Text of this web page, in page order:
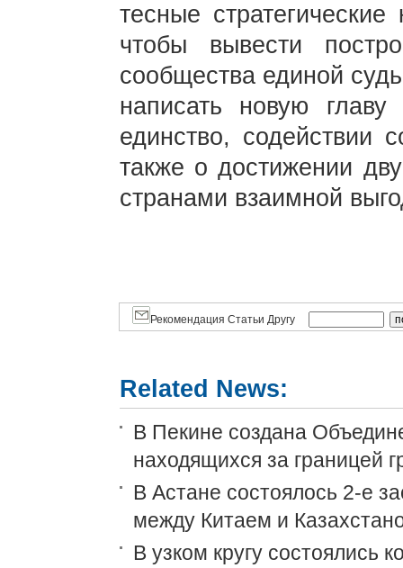
тесные
чтобы вывести
сообщества единой
написать новую
единство, содействии
также о достижении
странами взаимной
Рекомендация Статьи Другу
Related News:
В Пекине создана
находящихся за границей
В Астане состоялось 2-е
между Китаем и
В узком кругу состоялись